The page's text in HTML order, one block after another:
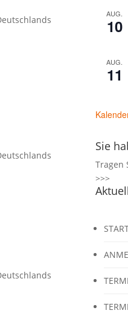
AUG.
10
AUG.
11
Sie
Tragen
>>>